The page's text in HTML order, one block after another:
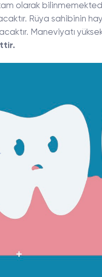
olarak
Rüya sahibinin
Maneviyatı